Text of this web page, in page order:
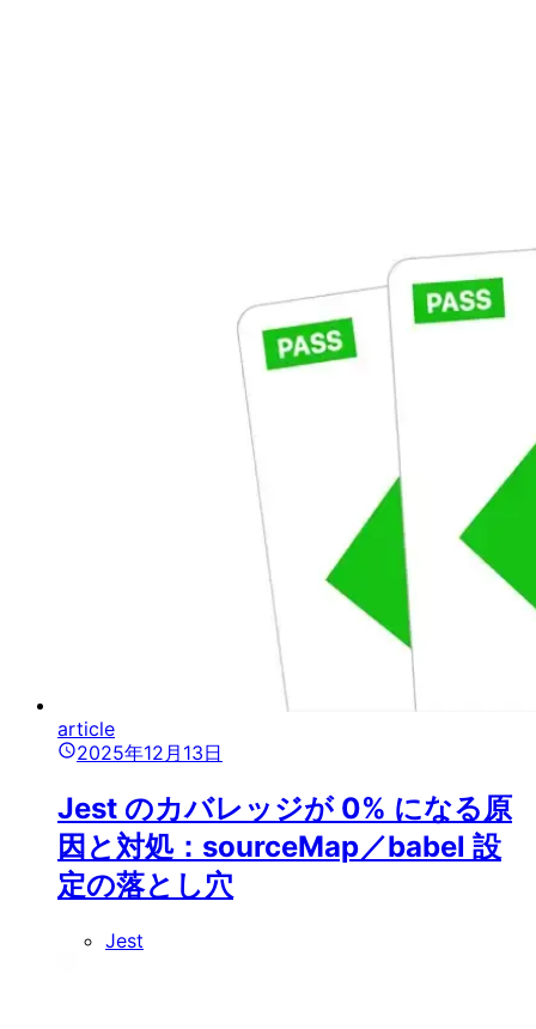
article
2025年12月13日
Jest のカバレッジが 0% になる原
因と対処：sourceMap／babel 設
定の落とし穴
Jest